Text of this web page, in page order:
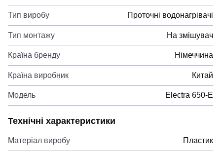
Тип виробу Проточні водонагрівачі
Тип монтажу На змішувач
Країна бренду Німеччина
Країна виробник Китай
Модель Electra 650-E
Технічні характеристики
Матеріал виробу Пластик